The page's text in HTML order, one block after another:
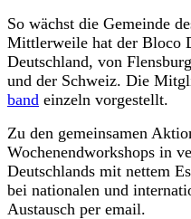
So wächst die Gemeinde
Mittlerweile hat der Bloco
Deutschland, von
und der Schweiz. Die
band einzeln vorgestellt.
Zu den gemeinsamen
Wochenendworkshops in
Deutschlands mit nettem
bei nationalen und
Austausch per email.